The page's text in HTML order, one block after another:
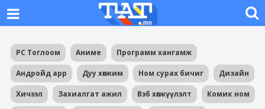
PC Тоглоом Аниме Программ хангамж
Андройд app Дуу хөгжим Ном сурах бичиг Дизайн
Хичээл Захиалгат ажил Вэб хөгжүүлэлт Комик ном